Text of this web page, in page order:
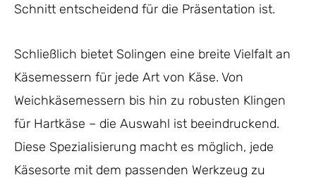
Schnitt entscheidend für die Präsentation ist.
Schließlich bietet Solingen eine breite Vielfalt an
Käsemessern für jede Art von Käse. Von
Weichkäsemessern bis hin zu robusten Klingen
für Hartkäse – die Auswahl ist beeindruckend.
Diese Spezialisierung macht es möglich, jede
Käsesorte mit dem passenden Werkzeug zu